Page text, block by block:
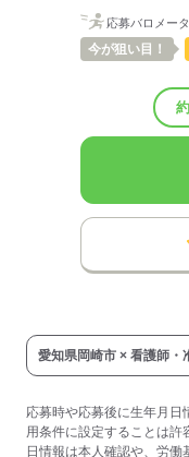
■試用期間：3ヶ月
■試用期間の待遇変更有無
円■その他福利厚生：
■受動喫煙防止措置：
屋内禁煙
応募バロメー
今が狙い目！
愛知県岡崎市 × 看護師・
応募時や応募後に生年月
用条件に設定することは許
日情報は本人確認や、労働